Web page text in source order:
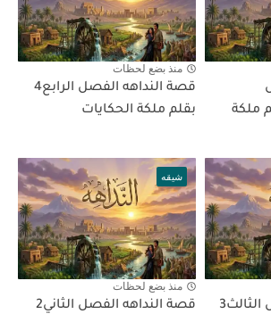
بقلم ملكة
منذ بضع لحظات
قصة النداهه الفصل الرابع4
بقلم ملكة الحكايات
قصة النداهه الفصل الثالث3
شيقه
منذ بضع لحظات
قصة النداهه الفصل الثاني2